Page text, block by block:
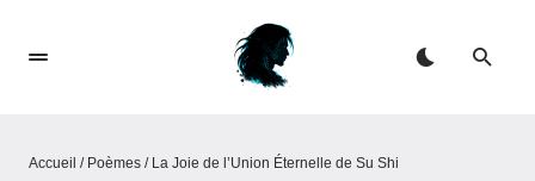
Accueil / Poèmes / La Joie de l’Union Éternelle de Su Shi